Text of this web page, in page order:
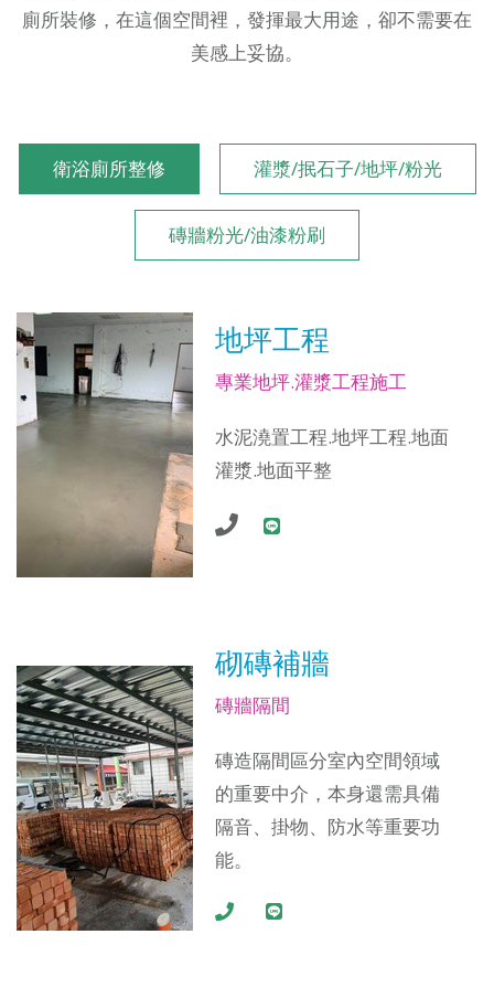
廁所裝修，在這個空間裡，發揮最大用途，卻不需要在
美感上妥協。
衛浴廁所整修 灌漿/抿石子/地坪/粉光
磚牆粉光/油漆粉刷
地坪工程
專業地坪.灌漿工程施工
水泥澆置工程.地坪工程.地面
灌漿.地面平整
砌磚補牆
磚牆隔間
磚造隔間區分室內空間領域
的重要中介，本身還需具備
隔音、掛物、防水等重要功
能。